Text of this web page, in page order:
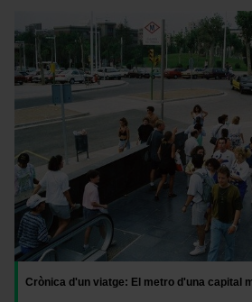
Imatge
Crònica d'un viatge: El metro d'una capital